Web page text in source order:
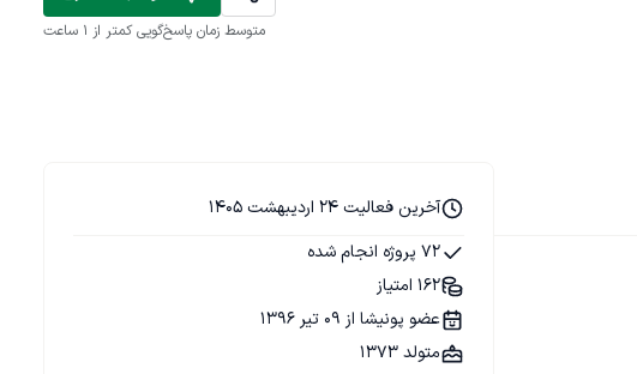
متوسط زمان پاسخ‌گویی کمتر از 1 ساعت
آخرین فعالیت 24 اردیبهشت 1405
72 پروژه انجام شده
162 امتیاز
عضو پونیشا از 09 تیر 1396
متولد 1373